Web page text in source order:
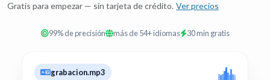
Gratis para empezar — sin tarjeta de crédito. Ver precios
99% de precisión más de 54+ idiomas 30 min gratis
grabacion.mp3